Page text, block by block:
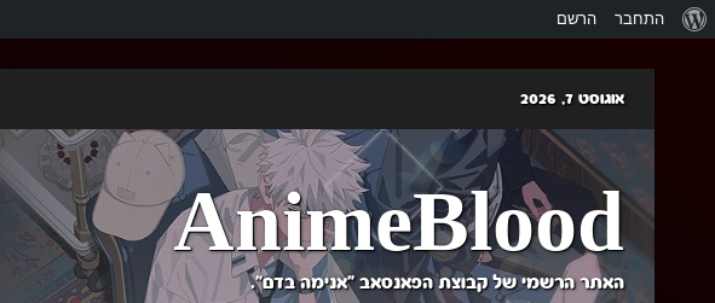
אודות
התחבר הרשם
content
אוגוסט 7, 2026
AnimeBlood
האתר הרשמי של קבוצת הפאנסאב "אנימה בדם".